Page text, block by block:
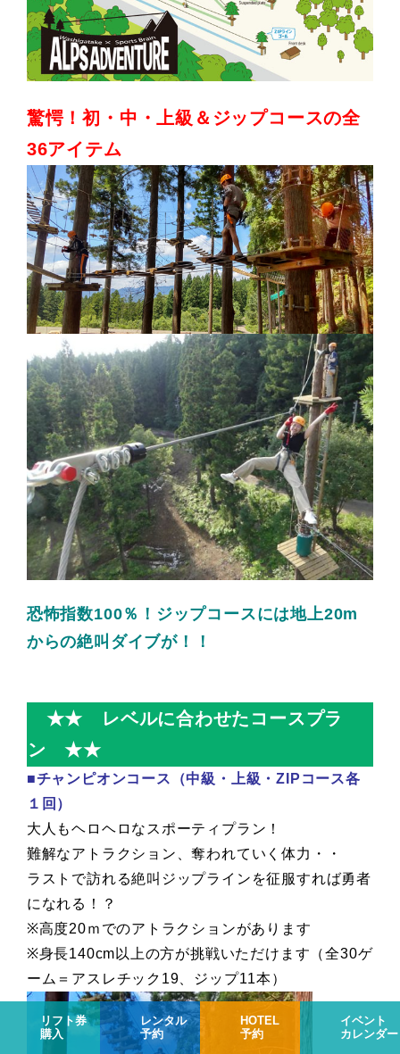
驚愕！初・中・上級＆ジップコースの全
36アイテム
恐怖指数100％！ジップコースには地上20m
からの絶叫ダイブが！！
★★ レベルに合わせたコースプラ
ン ★★
■チャンピオンコース（中級・上級・ZIPコース各
１回）
大人もヘロヘロなスポーティプラン！
難解なアトラクション、奪われていく体力・・
ラストで訪れる絶叫ジップラインを征服すれば勇者
になれる！？
※高度20ｍでのアトラクションがあります
※身長140cm以上の方が挑戦いただけます（全30ゲ
ーム＝アスレチック19、ジップ11本）
リフト券
購入
レンタル
予約
HOTEL
予約
イベント
カレンダー